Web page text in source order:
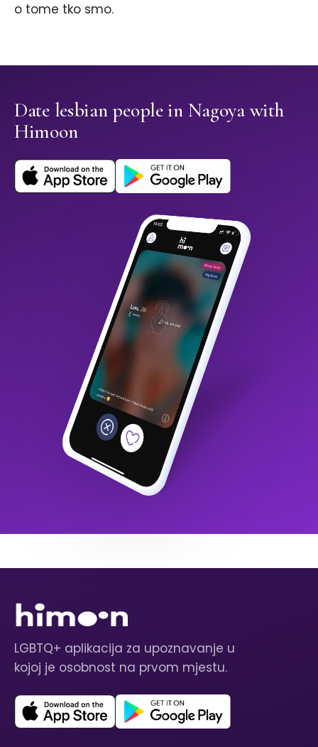
o tome tko smo.
Date lesbian people in Nagoya with
Himoon
LGBTQ+ aplikacija za upoznavanje u
kojoj je osobnost na prvom mjestu.